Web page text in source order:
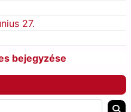
27.
bejegyzése